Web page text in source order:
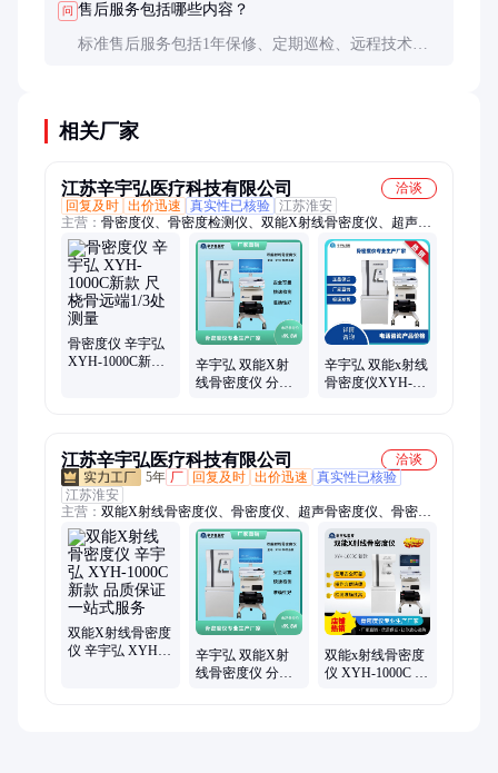
问 售后服务包括哪些内容？
标准售后服务包括1年保修、定期巡检、远程技术支
相关厂家
江苏辛宇弘医疗科技有限公司
洽谈
回复及时 出价迅速 真实性已核验 江苏淮安
主营： 骨密度仪、骨密度检测仪、双能X射线骨密度仪、超声骨
密度仪、双能骨密度仪、X射线骨密度仪
骨密度仪 辛宇弘
XYH-1000C新款
辛宇弘 双能X射
线骨密度仪 分体
辛宇弘 双能x射线
骨密度仪XYH-
江苏辛宇弘医疗科技有限公司
洽谈
5年 厂 回复及时 出价迅速
真实性已核验
江苏淮安
主营： 双能X射线骨密度仪、骨密度仪、超声骨密度仪、骨密度
检测仪、双能骨密度仪、X射线骨密度仪、骨密度检测仪器、超
声骨密度检测仪、便携式骨密度仪、儿童骨密度仪、骨密度分析
仪、骨密度测量仪
双能X射线骨密度
仪 辛宇弘 XYH-
辛宇弘 双能X射
线骨密度仪 分体
双能x射线骨密度
仪 XYH-1000C 新